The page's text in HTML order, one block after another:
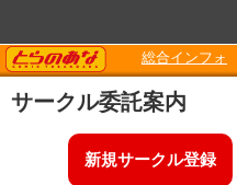
TORANOANA
総合インフォ
サークル委託案内
新規サークル登録